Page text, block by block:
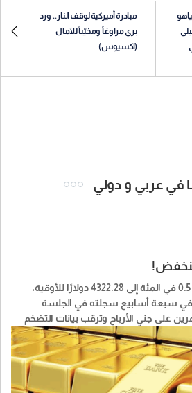
مبادرة أميركية لوقف النار.. ورد
بري مراوغاً ومخيّباً للآمال
(اكسيوس)
في عربي و دولي
هبطت أسعار الذهب اليوم 0.5 في المئة إلى 4322.28 دولارًا للأوقية،
سبعة أسابيع سجلته في الجلسة
على جني الأرباح وترقب بيانات التضخم
الفائدة، بحسب " وفا".